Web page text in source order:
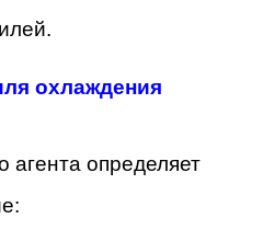
охлаждения
определяет